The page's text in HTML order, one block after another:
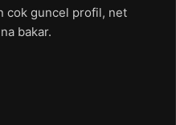
cok guncel profil, net
bakar.